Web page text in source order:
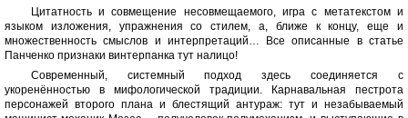
Цитатность и совмещение несовмещаемого, игра с метатекстом и
языком изложения, упражнения со стилем, а, ближе к концу, еще и
множественность смыслов и интерпретаций… Все описанные в статье
Панченко признаки винтерпанка тут налицо!
Современный, системный подход здесь соединяется с
укоренённостью в мифологической традиции. Карнавальная пестрота
персонажей второго плана и блестящий антураж: тут и незабываемый